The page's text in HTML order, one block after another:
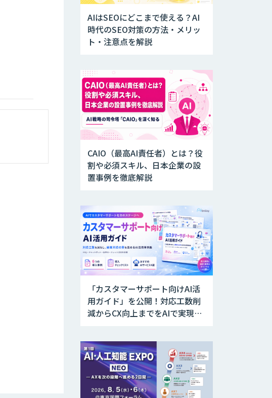
AIはSEOにどこまで使える？AI
時代のSEO対策の方法・メリッ
ト・注意点を解説
CAIO（最高AI責任者）とは？役
割や必須スキル、日本企業の設
置事例を徹底解説
「カスタマーサポート向けAI活
用ガイド」を公開！対応工数削
減からCX向上までをAIで実現す